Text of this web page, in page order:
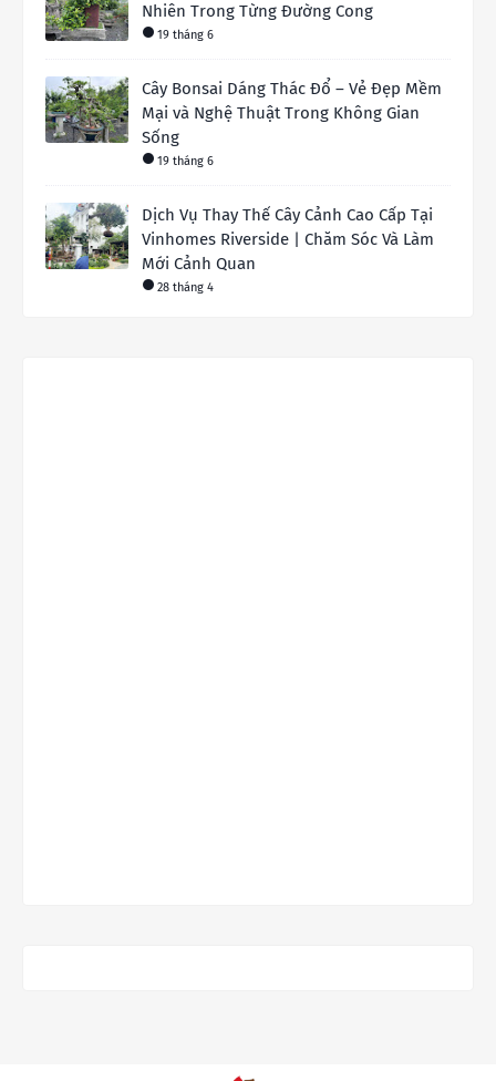
Nhiên Trong Từng Đường Cong
19 tháng 6
Cây Bonsai Dáng Thác Đổ – Vẻ Đẹp Mềm
Mại và Nghệ Thuật Trong Không Gian
Sống
19 tháng 6
Dịch Vụ Thay Thế Cây Cảnh Cao Cấp Tại
Vinhomes Riverside | Chăm Sóc Và Làm
Mới Cảnh Quan
28 tháng 4